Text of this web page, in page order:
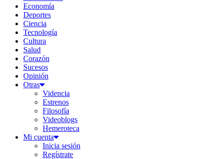
Economía
Deportes
Ciencia
Tecnología
Cultura
Salud
Corazón
Sucesos
Opinión
Otras
Videncia
Estrenos
Filosofía
Videoblogs
Hemeroteca
Mi cuenta
Inicia sesión
Regístrate